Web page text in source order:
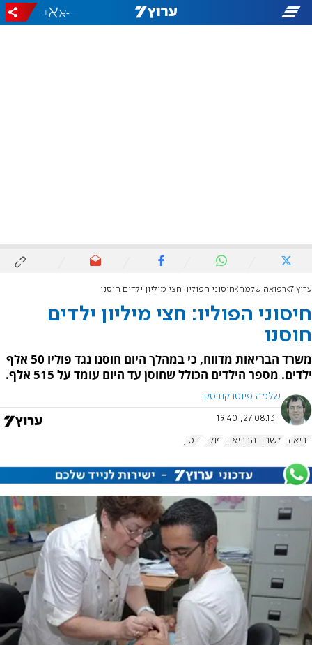
-
+
ערוץ 7 רפואה שלמה חיסוני הפוליו: חצי מיליון ילדים חוסנו
חיסוני הפוליו: חצי מיליון ילדים
חוסנו
משרד הבריאות מדווח, כי במהלך היום חוסנו נגד פוליו 50 אלף
ילדים. מספר הילדים הכולל שחוסן עד היום עומד על 515 אלף.
שלמה פיוטרקובסקי
27.08.13, 19:40
בריאות משרד הבריאות פוליו חיסון